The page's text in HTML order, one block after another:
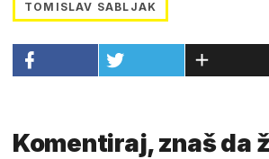
TOMISLAV SABLJAK
Komentiraj, znaš da